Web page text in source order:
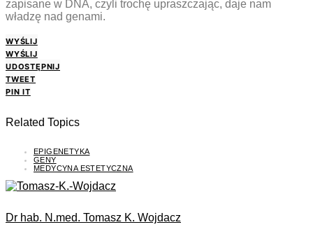
zapisane w DNA, czyli trochę upraszczając, daje nam
władzę nad genami.
WYŚLIJ
WYŚLIJ
UDOSTĘPNIJ
TWEET
PIN IT
Related Topics
EPIGENETYKA
GENY
MEDYCYNA ESTETYCZNA
Dr hab. N.med. Tomasz K. Wojdacz